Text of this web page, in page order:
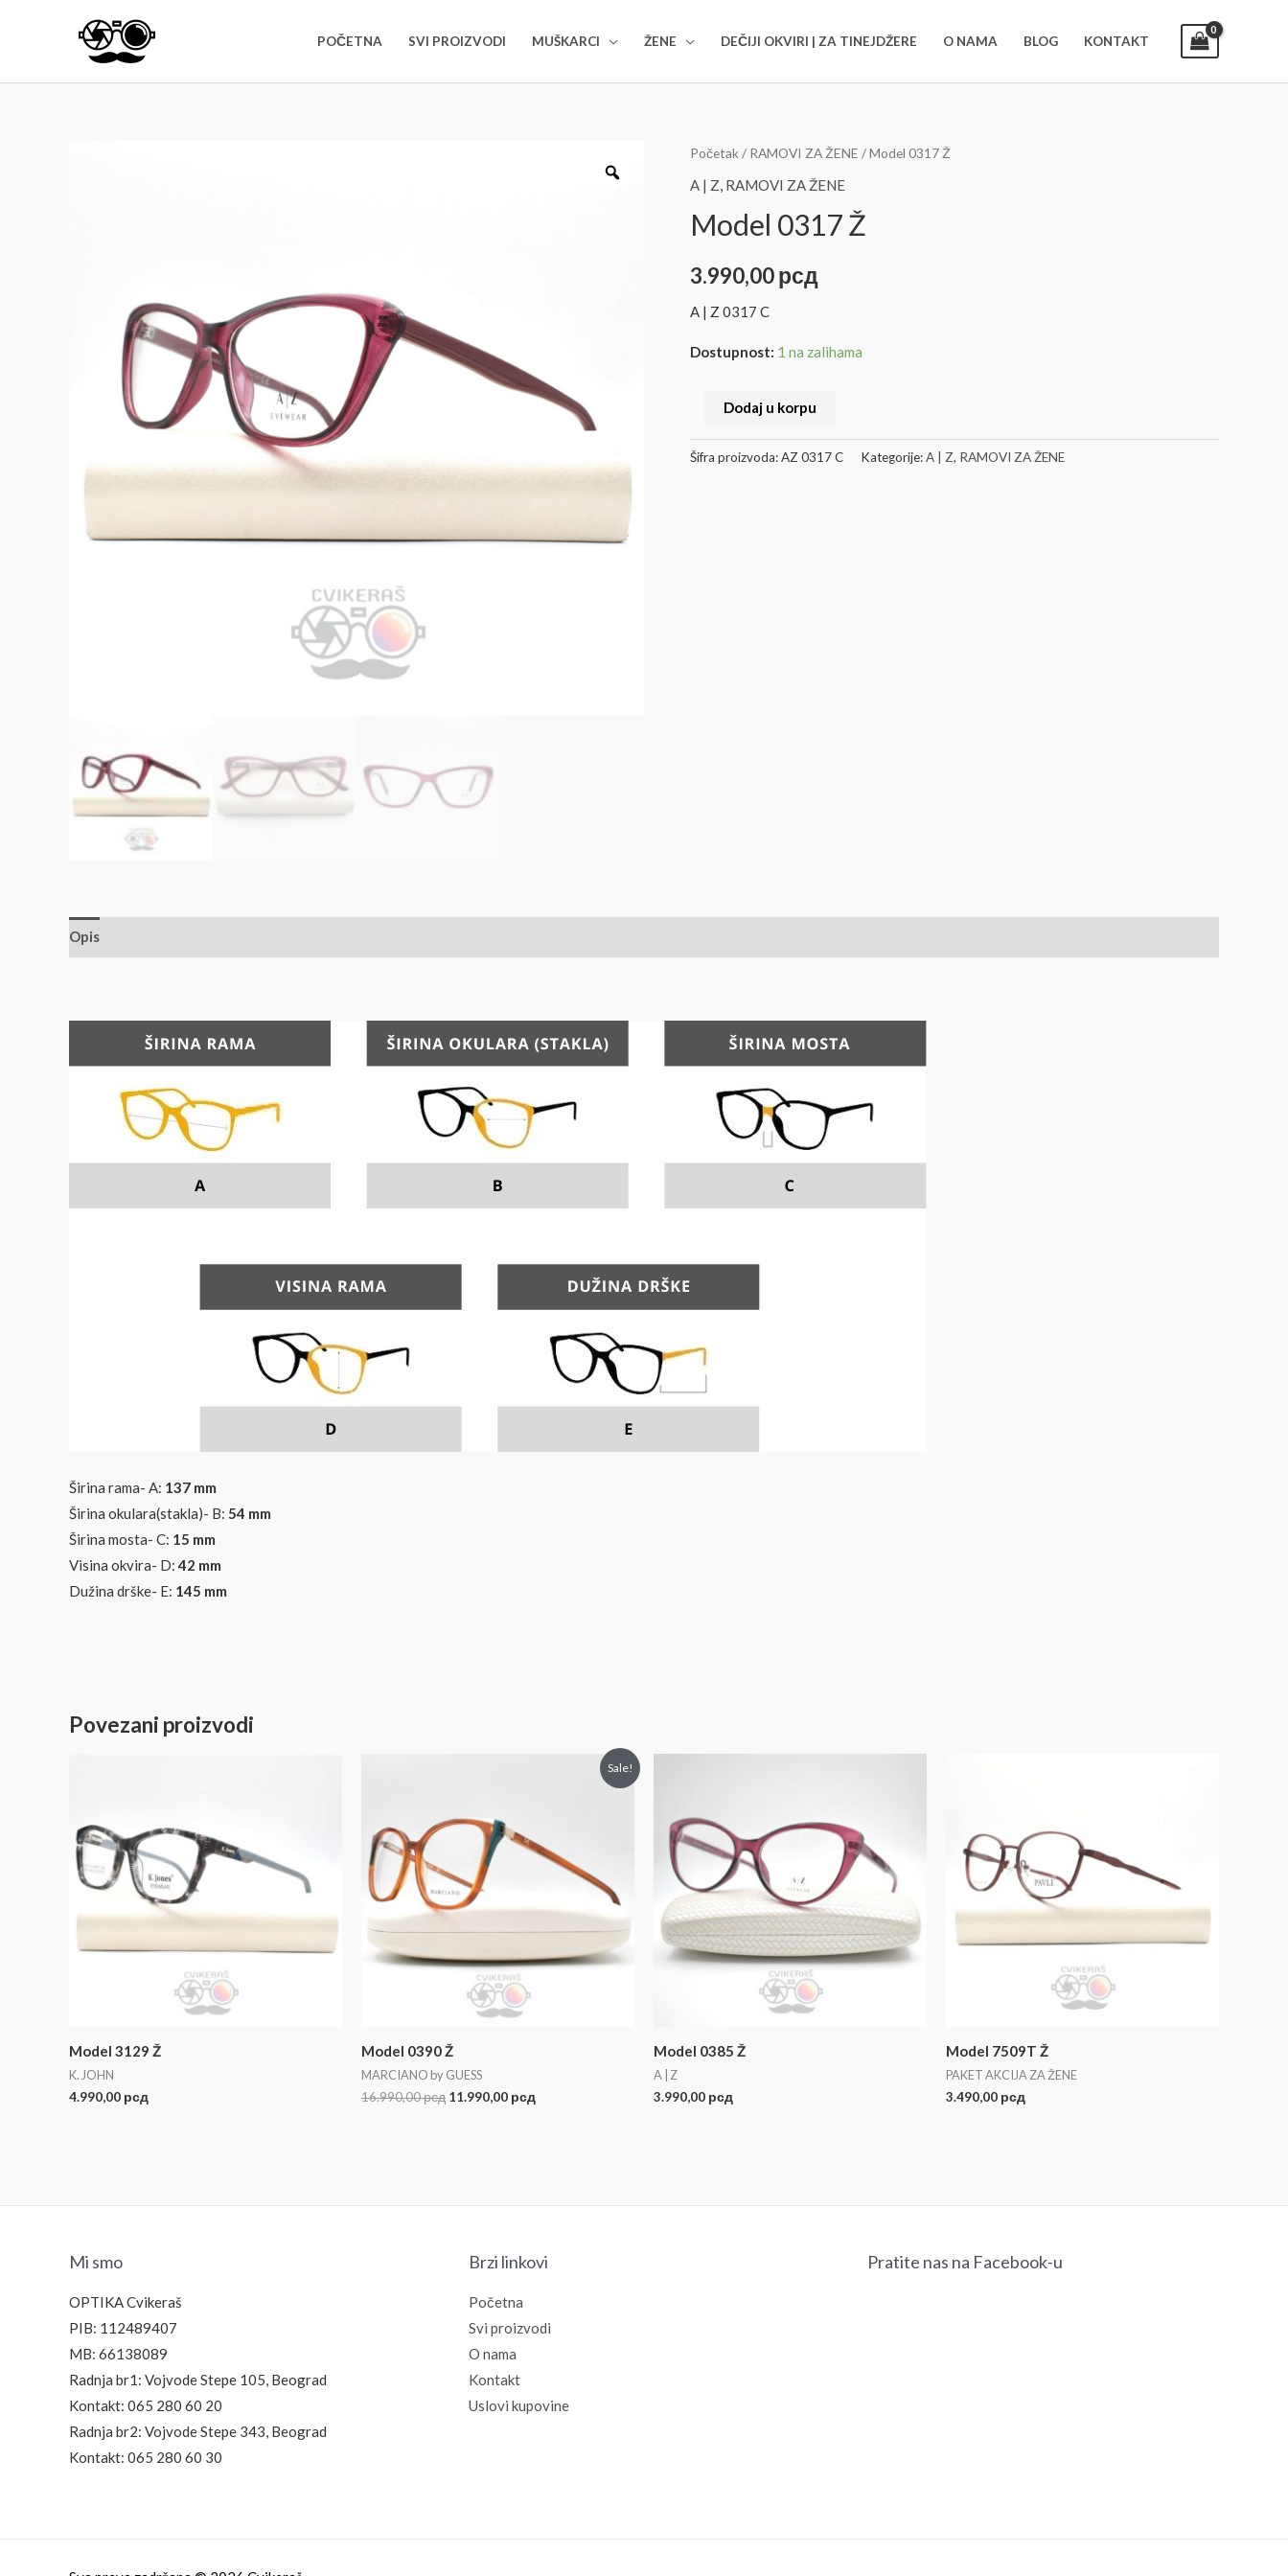
POČETNA SVI PROIZVODI MUŠKARCI ŽENE DEČIJI OKVIRI | ZA TINEJDŽERE O NAMA BLOG KONTAKT
Početak/ RAMOVI ZA ŽENE / Model 0317 Ž
A | Z, RAMOVI ZA ŽENE
Model 0317 Ž
3.990,00рсд
A | Z 0317 C
Dostupnost: 1 na zalihama
Dodaj u korpu
Šifra proizvoda:AZ 0317 C Kategorije:A | Z, RAMOVI ZA ŽENE
Opis
Širina rama- A: 137 mm
Širina okulara(stakla)- B: 54 mm
Širina mosta- C: 15 mm
Visina okvira- D:42 mm
Dužina drške- E: 145 mm
Povezani proizvodi
Model 3129 Ž
K. JOHN
4.990,00 рсд
Sale!
Model 0390 Ž
MARCIANO by GUESS
16.990,00рсд 11.990,00 рсд
Model 0385 Ž
A | Z
3.990,00 рсд
Model 7509T Ž
PAKET AKCIJA ZA ŽENE
3.490,00 рсд
Mi smo
OPTIKA Cvikeraš
PIB: 112489407
MB: 66138089
Radnja br1: Vojvode Stepe 105, Beograd
Kontakt: 065 280 60 20
Radnja br2: Vojvode Stepe 343, Beograd
Kontakt: 065 280 60 30
Brzi linkovi
Početna
Svi proizvodi
O nama
Kontakt
Uslovi kupovine
Pratite nas na Facebook-u